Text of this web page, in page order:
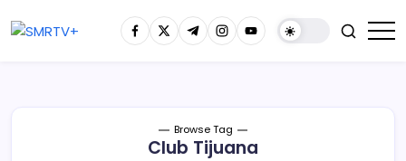
Browse Tag
Club Tijuana